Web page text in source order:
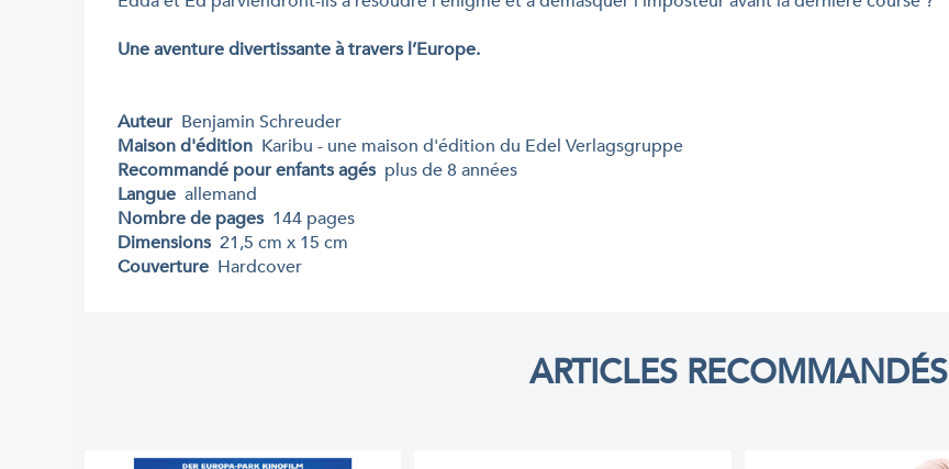
Une aventure divertissante à travers l’Europe.
Auteur Benjamin Schreuder
Maison d'édition Karibu - une maison d'édition du Edel Verlagsgruppe
Recommandé pour enfants agés plus de 8 années
Langue allemand
Nombre de pages 144 pages
Dimensions 21,5 cm x 15 cm
Couverture Hardcover
ARTICLES RECOMMANDÉS